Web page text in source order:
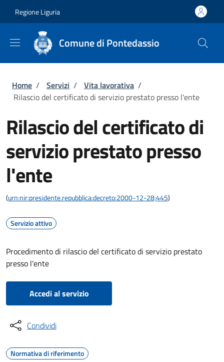
Regione Liguria
Comune di Pontedassio
Briciole di pane
Home / Servizi / Vita lavorativa /
Rilascio del certificato di servizio prestato presso l'ente
Rilascio del certificato di
servizio prestato presso
l'ente
(urn:nir:presidente.repubblica:decreto:2000-12-28;445)
Servizio attivo
Procedimento di rilascio del certificato di servizio prestato
presso l'ente
Accedi al servizio
Condividi
Normativa di riferimento